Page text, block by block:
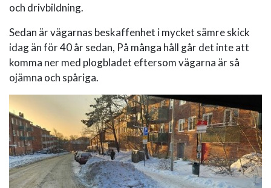
och drivbildning.
Sedan är vägarnas beskaffenhet i mycket sämre skick
idag än för 40 år sedan, På många håll går det inte att
komma ner med plogbladet eftersom vägarna är så
ojämna och spåriga.